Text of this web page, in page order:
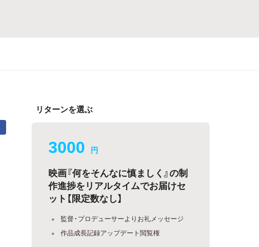
リターンを選ぶ
3000 円
映画『何をそんなに慎ましく』の制
作進捗をリアルタイムでお届けセ
ット【限定数なし】
監督・プロデューサーよりお礼メッセージ
作品成長記録アップデート閲覧権